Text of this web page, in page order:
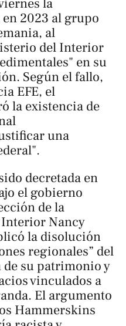
2023 al grupo
al
del Interior
en su
Según el fallo,
EFE, el
la existencia de
una
decretada en
el gobierno
de la
Nancy
la disolución
regionales” del
su patrimonio y
vinculados a
El argumento
Hammerskins